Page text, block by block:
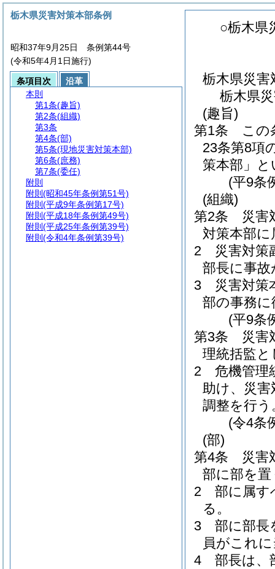
○栃木県
栃木県災
栃木県
(趣旨)
第1条
この
23条第8項
策本部」と
(平9条
(組織)
第2条
災害
対策本部
2
災害対策
部長に事
3
災害対策
部の事務
(平9条
第3条
災害
理統括監
2
危機管理
助け、災
調整を行う
(令4条
(部)
第4条
災害
部に部を
2
部に属す
る。
3
部に部長
員がこれ
4
部長は、
栃木県災害対策本部条例
昭和37年9月25日 条例第44号
(令和5年4月1日施行)
条項目次
沿革
本則
第1条(趣旨)
第2条(組織)
第3条
第4条(部)
第5条(現地災害対策本部)
第6条(庶務)
第7条(委任)
附則
附則 (昭和45年条例第51号)
附則 (平成9年条例第17号)
附則 (平成18年条例第49号)
附則 (平成25年条例第39号)
附則 (令和4年条例第39号)